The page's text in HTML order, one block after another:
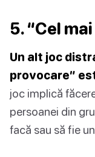
5. “Cel
Un alt joc
provocare”
joc implică
persoanei din
facă sau să fie